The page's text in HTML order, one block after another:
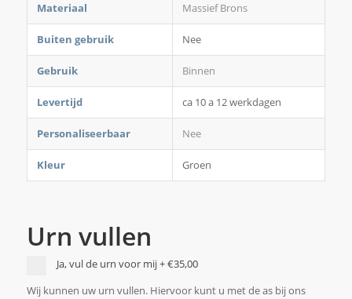
Materiaal Massief Brons
Buiten gebruik Nee
Gebruik Binnen
Levertijd ca 10 a 12 werkdagen
Personaliseerbaar Nee
Kleur Groen
Urn vullen
Ja, vul de urn voor mij+€35,00
Wij kunnen uw urn vullen. Hiervoor kunt u met de as bij ons